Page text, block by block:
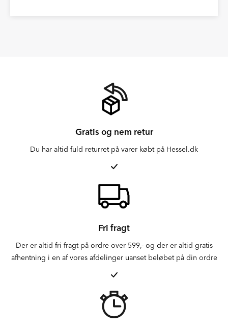
Gratis og nem retur
Du har altid fuld returret på varer købt på Hessel.dk
Fri fragt
Der er altid fri fragt på ordre over 599,- og der er altid gratis
afhentning i en af vores afdelinger uanset beløbet på din ordre